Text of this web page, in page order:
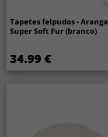
Tapetes felpudos - Aranga
Super Soft Fur (branco)
34.99 €